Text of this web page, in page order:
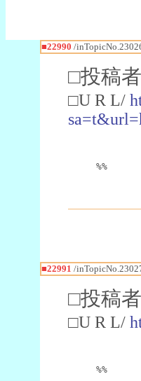
■22990 /
□投稿
□U R L/
%%
■22991 /
□投稿
□U R L/
%%